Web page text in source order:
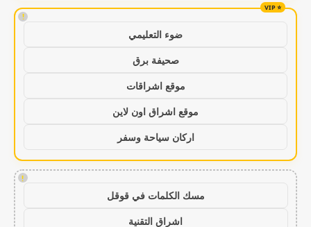
!
ضوء التعليمي
صحيفة برق
موقع اشراقات
موقع اشراق اون لاين
اركان سياحة وسفر
!
مسك الكلمات في قوقل
اشراق التقنية